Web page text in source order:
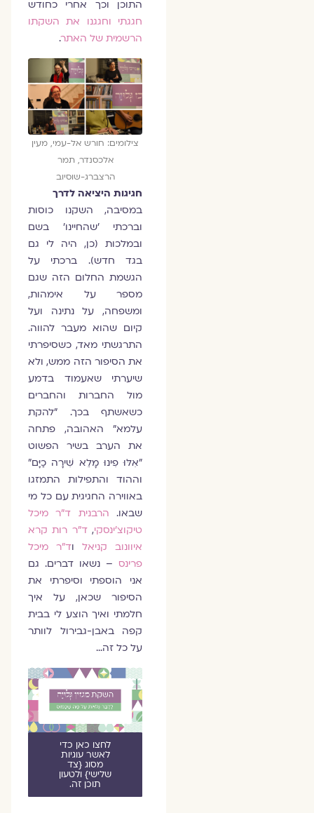
התוכן וכך אחרי כחודש
חגגתי וחגגנו את השקתו
הרשמית של האתר.
צילומים: חורש אל-עמי, מעין
אלכסנדר, תמר
הרצברג-שוסיוב
חגיגות היציאה לדרך
במסיבה, השקנו כוסות
וברכתי ׳שהחיינו׳ בשם
ובמלכות (כן, היה לי גם
בגד חדש). ברכתי על
הגשמת החלום הזה שגם
מספר על אימהות,
ומשפחה, על נתינה ועל
קיום שהוא מעבר להווה.
התרגשתי מאד, כשסיפרתי
את הסיפור הזה ממש, ולא
שיערתי שאעמוד בדמע
מול החברות והחברים
כשאשתף בכך. ״להקת
עלמא״ האהובה, פתחה
את הערב בשיר הפשוט
״אִלּוּ פִינוּ מָלֵא שִׁירָה כַיָּם״
וההוד והתפילות התמזגו
באווירה החגיגית עם כל מי
שבאו. הרבנית ד״ר מיכל
טיקוצ׳ינסקי,ד״ר רות קרא
איוונוב קניאלו
ד״ר מיכל
פרינס– נשאו דברים. גם
אני הוספתי וסיפרתי את
הסיפור שכאן, על איך
חלמתי ואיך הוצע לי בבית
קפה באבן-גבירול לוותר
על כל זה…
לחצו כאן כדי
לאשר עוגיות
מסוג {צד
שלישי} ולטעון
תוכן זה.